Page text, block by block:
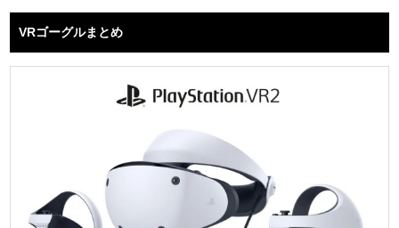
VRゴーグルまとめ